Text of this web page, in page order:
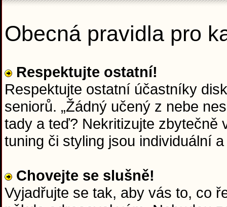
Obecná pravidla pro
Respektujte ostatní!
Respektujte ostatní účastníky
seniorů. „Žádný učený z nebe
tady a teď? Nekritizujte zbytečně
tuning či styling jsou individuální
Chovejte se slušně!
Vyjadřujte se tak, aby vás to, co